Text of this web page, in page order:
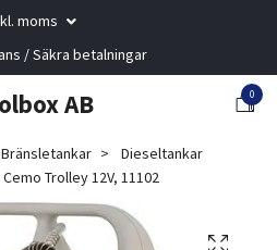
moms
/ Säkra betalningar
AB 0
Bränsletankar
Dieseltankar
Trolley 12V, 11102